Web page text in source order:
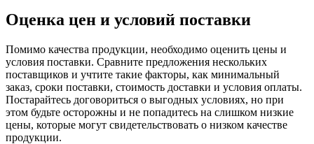
Оценка цен и условий поставки
Помимо качества продукции, необходимо оценить цены и
условия поставки. Сравните предложения нескольких
поставщиков и учтите такие факторы, как минимальный
заказ, сроки поставки, стоимость доставки и условия оплаты.
Постарайтесь договориться о выгодных условиях, но при
этом будьте осторожны и не попадитесь на слишком низкие
цены, которые могут свидетельствовать о низком качестве
продукции.